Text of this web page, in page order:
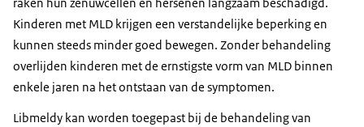
Kinderen met MLD krijgen een verstandelijke beperking en
kunnen steeds minder goed bewegen. Zonder behandeling
overlijden kinderen met de ernstigste vorm van MLD binnen
enkele jaren na het ontstaan van de symptomen.
Libmeldy kan worden toegepast bij de behandeling van